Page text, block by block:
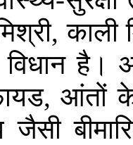
मिश्री,
आंतों
जैसी